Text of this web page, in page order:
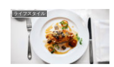
まり目立たないように無難に決め
たいこのように運動会の時期にな
るとママもパパも着て行く服に悩
んでいるのではないでしょう
か。...
ライフスタイル